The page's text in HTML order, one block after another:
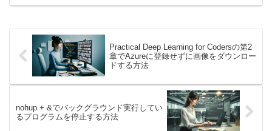
行されているのかについても解説していいますので、自分で問題を解
幸いです！
Practical Deep Learning for Codersの第2
章でAzureに登録せずに画像をダウンロー
ドする方法
nohup + &でバックグラウンド実行してい
るプログラムを停止する方法